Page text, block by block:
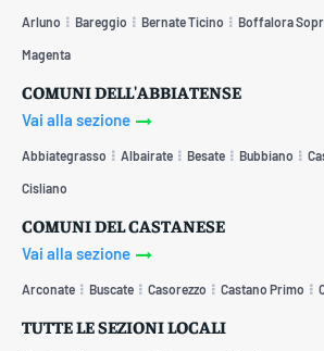
Arluno Bareggio Bernate Ticino Boffalora
Magenta
COMUNI DELL'ABBIATENSE
Vai alla sezione
Abbiategrasso Albairate Besate Bubbiano
Cisliano
COMUNI DEL CASTANESE
Vai alla sezione
Arconate Buscate Casorezzo Castano Primo
TUTTE LE SEZIONI LOCALI